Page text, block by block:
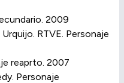
2009
RTVE. Personaje
reaprto. 2007
Personaje